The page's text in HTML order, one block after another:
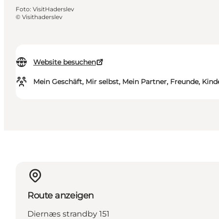
Website besuchen
Mein Geschäft, Mir selbst, Mein Partner, Freunde,
Foto: VisitHaderslev
© Visithaderslev
Route anzeigen
Diernæs strandby 151